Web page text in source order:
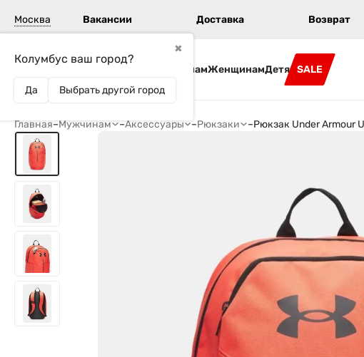
Москва
✖
Колумбус ваш город?
Да Выбрать другой город
Вакансии Доставка Возврат
МужчинамЖенщинамДетям SALE
Главная–Мужчинам –Аксессуары –Рюкзаки –Рюкзак Under Armour